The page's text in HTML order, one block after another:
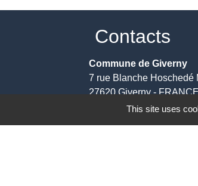
Contacts
Commune de Giverny
7 rue Blanche Hoschedé
27620 Giverny - FRANCE
+33 2 32 51 28 22
Contact par formulaire
This site uses